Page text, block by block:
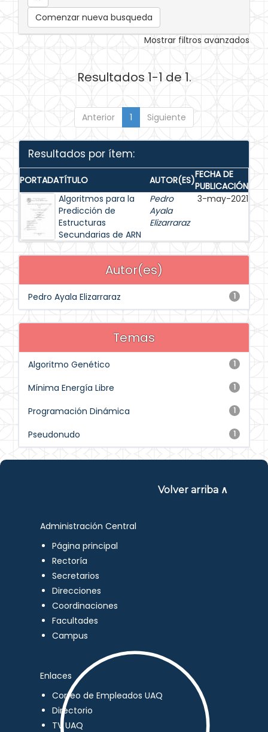
Comenzar nueva busqueda
Mostrar filtros avanzados
Resultados 1-1 de 1.
Anterior 1 Siguiente
Resultados por ítem:
PORTADATÍTULO AUTOR(ES)FECHA DE
PUBLICACIÓN
Algoritmos para la
Predicción de
Estructuras
Secundarias de ARN
Pedro
Ayala
Elizarraraz
3-may-2021
Autor(es)
1
Pedro Ayala Elizarraraz
Temas
1
Algoritmo Genético
1
Mínima Energía Libre
1
Programación Dinámica
1
Pseudonudo
Volver arriba ∧
Administración Central
Página principal
Rectoría
Secretarios
Direcciones
Coordinaciones
Facultades
Campus
Enlaces
Correo de Empleados UAQ
Directorio
TV UAQ